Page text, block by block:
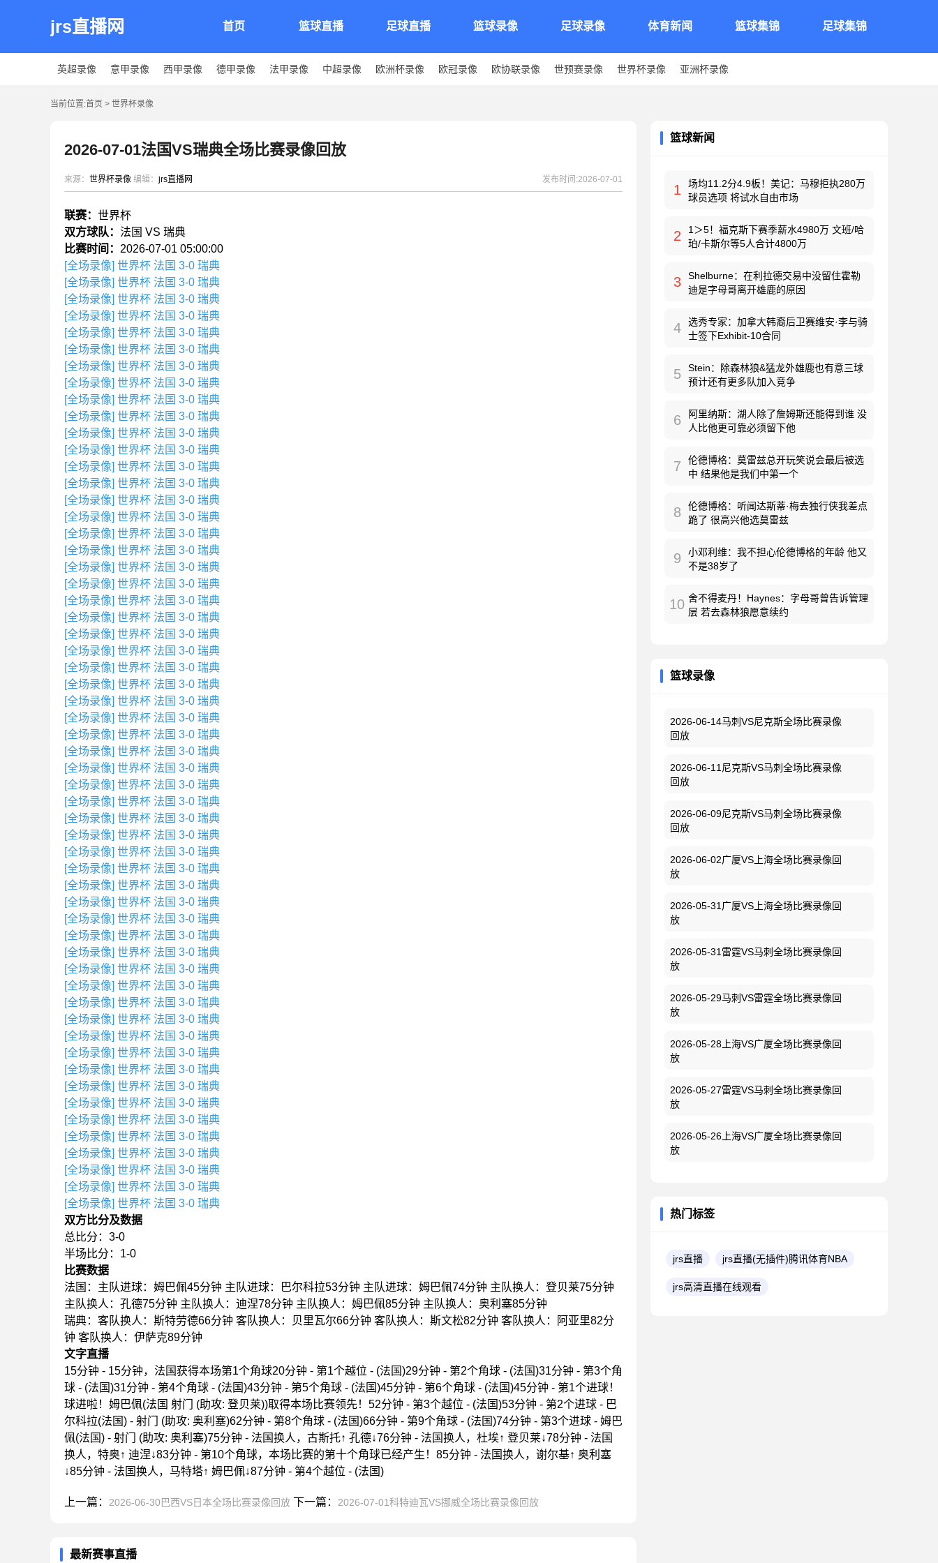
jrs直播网 首页 篮球直播 足球直播 篮球录像 足球录像 体育新闻 篮球集锦 足球集锦
英超录像 意甲录像 西甲录像 德甲录像 法甲录像 中超录像 欧洲杯录像 欧冠录像 欧协联录像 世预赛录像 世界杯录像 亚洲杯录像
当前位置:首页 > 世界杯录像
2026-07-01法国VS瑞典全场比赛录像回放
来源： 世界杯录像 编辑： jrs直播网 发布时间:2026-07-01
联赛： 世界杯
双方球队： 法国 VS 瑞典
比赛时间： 2026-07-01 05:00:00
[全场录像] 世界杯 法国 3-0 瑞典
[全场录像] 世界杯 法国 3-0 瑞典
[全场录像] 世界杯 法国 3-0 瑞典
[全场录像] 世界杯 法国 3-0 瑞典
[全场录像] 世界杯 法国 3-0 瑞典
[全场录像] 世界杯 法国 3-0 瑞典
[全场录像] 世界杯 法国 3-0 瑞典
[全场录像] 世界杯 法国 3-0 瑞典
[全场录像] 世界杯 法国 3-0 瑞典
[全场录像] 世界杯 法国 3-0 瑞典
[全场录像] 世界杯 法国 3-0 瑞典
[全场录像] 世界杯 法国 3-0 瑞典
[全场录像] 世界杯 法国 3-0 瑞典
[全场录像] 世界杯 法国 3-0 瑞典
[全场录像] 世界杯 法国 3-0 瑞典
[全场录像] 世界杯 法国 3-0 瑞典
[全场录像] 世界杯 法国 3-0 瑞典
[全场录像] 世界杯 法国 3-0 瑞典
[全场录像] 世界杯 法国 3-0 瑞典
[全场录像] 世界杯 法国 3-0 瑞典
[全场录像] 世界杯 法国 3-0 瑞典
[全场录像] 世界杯 法国 3-0 瑞典
[全场录像] 世界杯 法国 3-0 瑞典
[全场录像] 世界杯 法国 3-0 瑞典
[全场录像] 世界杯 法国 3-0 瑞典
[全场录像] 世界杯 法国 3-0 瑞典
[全场录像] 世界杯 法国 3-0 瑞典
[全场录像] 世界杯 法国 3-0 瑞典
[全场录像] 世界杯 法国 3-0 瑞典
[全场录像] 世界杯 法国 3-0 瑞典
[全场录像] 世界杯 法国 3-0 瑞典
[全场录像] 世界杯 法国 3-0 瑞典
[全场录像] 世界杯 法国 3-0 瑞典
[全场录像] 世界杯 法国 3-0 瑞典
[全场录像] 世界杯 法国 3-0 瑞典
[全场录像] 世界杯 法国 3-0 瑞典
[全场录像] 世界杯 法国 3-0 瑞典
[全场录像] 世界杯 法国 3-0 瑞典
[全场录像] 世界杯 法国 3-0 瑞典
[全场录像] 世界杯 法国 3-0 瑞典
[全场录像] 世界杯 法国 3-0 瑞典
[全场录像] 世界杯 法国 3-0 瑞典
[全场录像] 世界杯 法国 3-0 瑞典
[全场录像] 世界杯 法国 3-0 瑞典
[全场录像] 世界杯 法国 3-0 瑞典
[全场录像] 世界杯 法国 3-0 瑞典
[全场录像] 世界杯 法国 3-0 瑞典
[全场录像] 世界杯 法国 3-0 瑞典
[全场录像] 世界杯 法国 3-0 瑞典
[全场录像] 世界杯 法国 3-0 瑞典
[全场录像] 世界杯 法国 3-0 瑞典
[全场录像] 世界杯 法国 3-0 瑞典
[全场录像] 世界杯 法国 3-0 瑞典
[全场录像] 世界杯 法国 3-0 瑞典
[全场录像] 世界杯 法国 3-0 瑞典
[全场录像] 世界杯 法国 3-0 瑞典
[全场录像] 世界杯 法国 3-0 瑞典
双方比分及数据
总比分：3-0
半场比分：1-0
比赛数据
法国：主队进球：姆巴佩45分钟 主队进球：巴尔科拉53分钟 主队进球：姆巴佩74分钟 主队换人：登贝莱75分钟
主队换人：孔德75分钟 主队换人：迪涅78分钟 主队换人：姆巴佩85分钟 主队换人：奥利塞85分钟
瑞典：客队换人：斯特劳德66分钟 客队换人：贝里瓦尔66分钟 客队换人：斯文松82分钟 客队换人：阿亚里82分
钟 客队换人：伊萨克89分钟
文字直播
15分钟 - 15分钟，法国获得本场第1个角球20分钟 - 第1个越位 - (法国)29分钟 - 第2个角球 - (法国)31分钟 - 第3个角
球 - (法国)31分钟 - 第4个角球 - (法国)43分钟 - 第5个角球 - (法国)45分钟 - 第6个角球 - (法国)45分钟 - 第1个进球！
球进啦！姆巴佩(法国 射门 (助攻: 登贝莱))取得本场比赛领先！52分钟 - 第3个越位 - (法国)53分钟 - 第2个进球 - 巴
尔科拉(法国) - 射门 (助攻: 奥利塞)62分钟 - 第8个角球 - (法国)66分钟 - 第9个角球 - (法国)74分钟 - 第3个进球 - 姆巴
佩(法国) - 射门 (助攻: 奥利塞)75分钟 - 法国换人，古斯托↑ 孔德↓76分钟 - 法国换人，杜埃↑ 登贝莱↓78分钟 - 法国
换人，特奥↑ 迪涅↓83分钟 - 第10个角球，本场比赛的第十个角球已经产生！85分钟 - 法国换人，谢尔基↑ 奥利塞
↓85分钟 - 法国换人，马特塔↑ 姆巴佩↓87分钟 - 第4个越位 - (法国)
上一篇： 2026-06-30巴西VS日本全场比赛录像回放 下一篇： 2026-07-01科特迪瓦VS挪威全场比赛录像回放
最新赛事直播
篮球新闻
1
场均11.2分4.9板！美记：马穆拒执280万
球员选项 将试水自由市场
2
1＞5！福克斯下赛季薪水4980万 文班/哈
珀/卡斯尔等5人合计4800万
3
Shelburne：在利拉德交易中没留住霍勒
迪是字母哥离开雄鹿的原因
4
选秀专家：加拿大韩裔后卫赛维安·李与骑
士签下Exhibit-10合同
5
Stein：除森林狼&猛龙外雄鹿也有意三球
预计还有更多队加入竞争
6
阿里纳斯：湖人除了詹姆斯还能得到谁 没
人比他更可靠必须留下他
7
伦德博格：莫雷兹总开玩笑说会最后被选
中 结果他是我们中第一个
8
伦德博格：听闻达斯蒂·梅去独行侠我差点
跪了 很高兴他选莫雷兹
9
小邓利维：我不担心伦德博格的年龄 他又
不是38岁了
10 舍不得麦丹！Haynes：字母哥曾告诉管理
层 若去森林狼愿意续约
篮球录像
2026-06-14马刺VS尼克斯全场比赛录像
回放
2026-06-11尼克斯VS马刺全场比赛录像
回放
2026-06-09尼克斯VS马刺全场比赛录像
回放
2026-06-02广厦VS上海全场比赛录像回
放
2026-05-31广厦VS上海全场比赛录像回
放
2026-05-31雷霆VS马刺全场比赛录像回
放
2026-05-29马刺VS雷霆全场比赛录像回
放
2026-05-28上海VS广厦全场比赛录像回
放
2026-05-27雷霆VS马刺全场比赛录像回
放
2026-05-26上海VS广厦全场比赛录像回
放
热门标签
jrs直播 jrs直播(无插件)腾讯体育NBA
jrs高清直播在线观看